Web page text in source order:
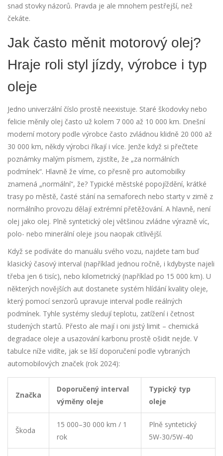
snad stovky názorů. Pravda je ale mnohem pestřejší, než
čekáte.
Jak často měnit motorový olej?
Hraje roli styl jízdy, výrobce i typ
oleje
Jedno univerzální číslo prostě neexistuje. Staré škodovky nebo
felicie měnily olej často už kolem 7 000 až 10 000 km. Dnešní
moderní motory podle výrobce často zvládnou klidně 20 000 až
30 000 km, někdy výrobci říkají i více. Jenže když si přečtete
poznámky malým písmem, zjistíte, že „za normálních
podmínek“. Hlavně že víme, co přesně pro automobilky
znamená „normální“, že? Typické městské popojíždění, krátké
trasy po městě, časté stání na semaforech nebo starty v zimě z
normálního provozu dělají extrémní přetěžování. A hlavně, není
olej jako olej. Plně syntetický olej většinou zvládne výrazně víc,
polo- nebo minerální oleje jsou naopak citlivější.
Když se podíváte do manuálu svého vozu, najdete tam buď
klasický časový interval (například jednou ročně, i kdybyste najeli
třeba jen 6 tisíc), nebo kilometrický (například po 15 000 km). U
některých novějších aut dostanete systém hlídání kvality oleje,
který pomocí senzorů upravuje interval podle reálných
podmínek. Tyhle systémy sledují teplotu, zatížení i četnost
studených startů. Přesto ale mají i oni jistý limit – chemická
degradace oleje a usazování karbonu prostě ošidit nejde. V
tabulce níže vidíte, jak se liší doporučení podle vybraných
automobilových značek (rok 2024):
Značka
Doporučený interval
výměny oleje
Typický typ
oleje
Škoda
15 000–30 000 km / 1
rok
Plně syntetický
5W-30/5W-40